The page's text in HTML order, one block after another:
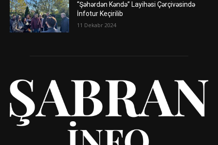
“Şəhərdən Kəndə” Layihəsi Çərçivəsində
İnfotur Keçirilib
11 Dekabr 2024